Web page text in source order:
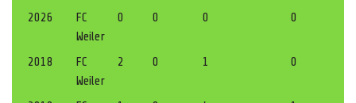
2026
FC
Weiler
0 0 0 0
2018
FC
Weiler
2 0 1 0